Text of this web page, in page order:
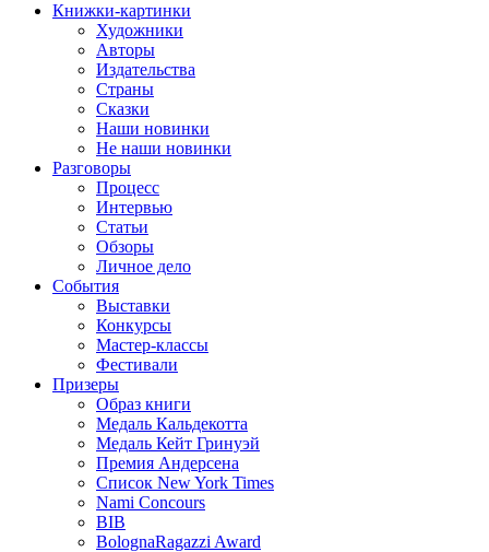
Книжки-картинки
Художники
Авторы
Издательства
Страны
Сказки
Наши новинки
Не наши новинки
Разговоры
Процесс
Интервью
Статьи
Обзоры
Личное дело
События
Выставки
Конкурсы
Мастер-классы
Фестивали
Призеры
Образ книги
Медаль Кальдекотта
Медаль Кейт Гринуэй
Премия Андерсена
Список New York Times
Nami Concours
BIB
BolognaRagazzi Award